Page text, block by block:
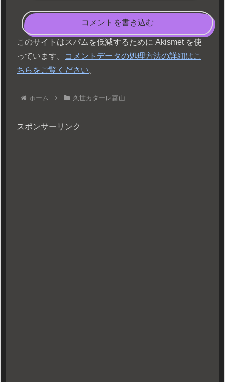
コメントを書き込む
このサイトはスパムを低減するために Akismet を使
っています。
コメントデータの処理方法の詳細はこ
ちらをご覧ください。
ホーム 久世カターレ富山
スポンサーリンク